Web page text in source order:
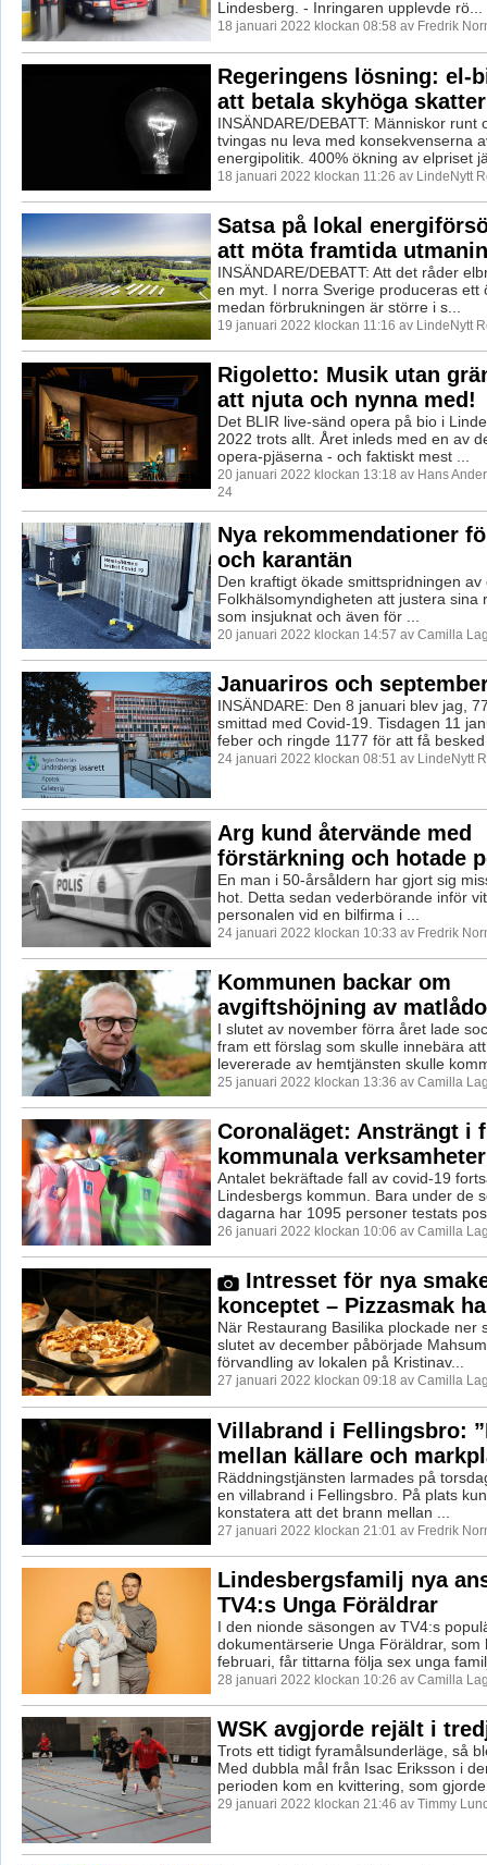
Lindesberg. - Inringaren upplevde rö...
18 januari 2022 klockan 08:58 av Fredrik
Regeringens lösning: el-
att betala skyhöga skatter
INSÄNDARE/DEBATT: Människor runt
tvingas nu leva med konsekvenserna
energipolitik. 400% ökning av elpriset
18 januari 2022 klockan 11:26 av LindeNytt
Satsa på lokal
att möta framtida
INSÄNDARE/DEBATT: Att det råder
en myt. I norra Sverige produceras ett
medan förbrukningen är större i s...
19 januari 2022 klockan 11:16 av LindeNytt
Rigoletto: Musik utan
att njuta och nynna med!
Det BLIR live-sänd opera på bio i
2022 trots allt. Året inleds med en av
opera-pjäserna - och faktiskt mest ...
20 januari 2022 klockan 13:18 av Hans
24
Nya rekommendationer
och karantän
Den kraftigt ökade smittspridningen
Folkhälsomyndigheten att justera sina
som insjuknat och även för ...
20 januari 2022 klockan 14:57 av Camilla
Januariros och
INSÄNDARE: Den 8 januari blev jag,
smittad med Covid-19. Tisdagen 11
feber och ringde 1177 för att få
24 januari 2022 klockan 08:51 av LindeNytt
Arg kund återvände med
förstärkning och hotade
En man i 50-årsåldern har gjort sig
hot. Detta sedan vederbörande inför
personalen vid en bilfirma i ...
24 januari 2022 klockan 10:33 av Fredrik
Kommunen backar om
avgiftshöjning av
I slutet av november förra året lade
fram ett förslag som skulle innebära
levererade av hemtjänsten skulle
25 januari 2022 klockan 13:36 av Camilla
Coronaläget: Ansträngt i
kommunala verksamheter
Antalet bekräftade fall av covid-19
Lindesbergs kommun. Bara under de
dagarna har 1095 personer testats
26 januari 2022 klockan 10:06 av Camilla
Intresset för nya
konceptet – Pizzasmak
När Restaurang Basilika plockade ner
slutet av december påbörjade
förvandling av lokalen på Kristinav...
27 januari 2022 klockan 09:18 av Camilla
Villabrand i Fellingsbro:
mellan källare och
Räddningstjänsten larmades på
en villabrand i Fellingsbro. På plats
konstatera att det brann mellan ...
27 januari 2022 klockan 21:01 av Fredrik
Lindesbergsfamilj nya
TV4:s Unga Föräldrar
I den nionde säsongen av TV4:s
dokumentärserie Unga Föräldrar, som
februari, får tittarna följa sex unga
28 januari 2022 klockan 10:26 av Camilla
WSK avgjorde rejält i
Trots ett tidigt fyramålsunderläge, så
Med dubbla mål från Isac Eriksson i
perioden kom en kvittering, som
29 januari 2022 klockan 21:46 av Timmy